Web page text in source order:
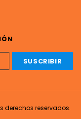
derechos reservados.